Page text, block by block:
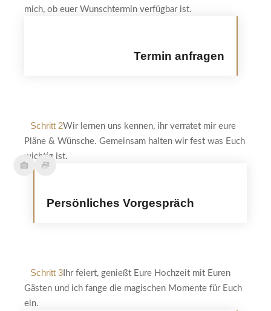
mich, ob euer Wunschtermin verfügbar ist.
Termin anfragen
Schritt 2Wir lernen uns kennen, ihr verratet mir eure
Pläne & Wünsche. Gemeinsam halten wir fest was Euch
wichtig ist.
Persönliches Vorgespräch
Schritt 3 Ihr feiert, genießt Eure Hochzeit mit Euren
Gästen und ich fange die magischen Momente für Euch
ein.